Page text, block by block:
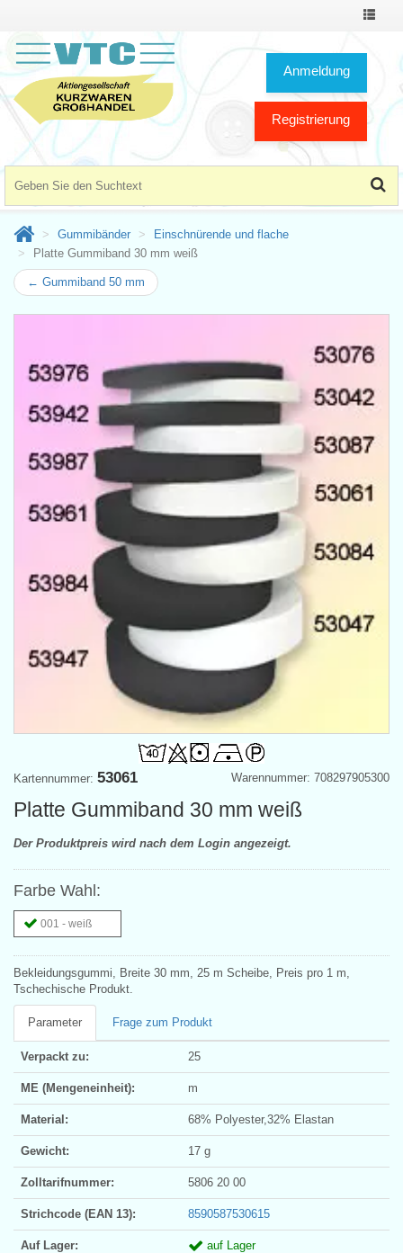
Toggle
Anmeldung
Registrierung
Gummibänder
Einschnürende und flache
Platte Gummiband 30 mm weiß
← Gummiband 50 mm
Warennummer: 708297905300
Kartennummer: 53061
Platte Gummiband 30 mm weiß
Der Produktpreis wird nach dem Login angezeigt.
Farbe Wahl:
001 - weiß
Bekleidungsgummi, Breite 30 mm, 25 m Scheibe, Preis pro 1 m,
Tschechische Produkt.
Parameter Frage zum Produkt
Verpackt zu: 25
ME (Mengeneinheit): m
Material: 68% Polyester,32% Elastan
Gewicht: 17 g
Zolltarifnummer: 5806 20 00
Strichcode (EAN 13): 8590587530615
Auf Lager: auf Lager